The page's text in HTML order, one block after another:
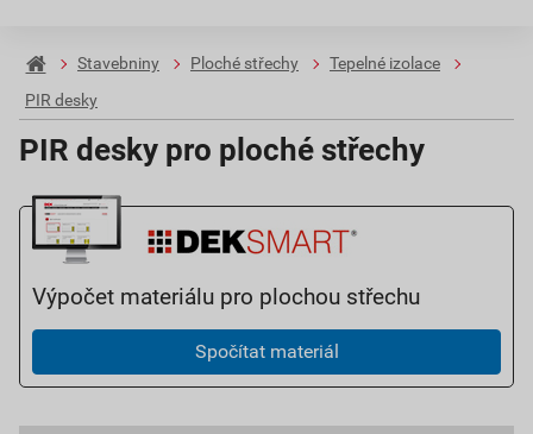
Stavebniny Ploché střechy
Tepelné izolace
PIR desky
PIR desky pro ploché střechy
Výpočet materiálu pro plochou střechu
Spočítat materiál